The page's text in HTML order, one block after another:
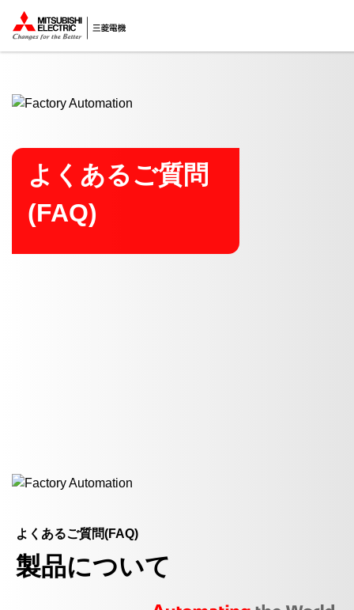
ここから本文
よくあるご質問
(FAQ)
よくあるご質問(FAQ)
製品について